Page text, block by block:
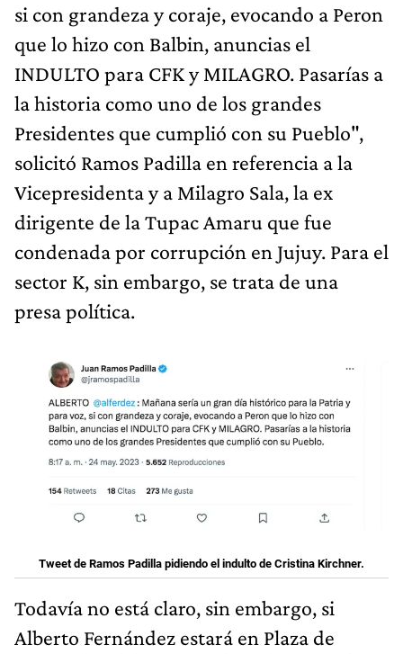
si con grandeza y coraje, evocando a Peron
que lo hizo con Balbin, anuncias el
INDULTO para CFK y MILAGRO. Pasarías a
la historia como uno de los grandes
Presidentes que cumplió con su Pueblo",
solicitó Ramos Padilla en referencia a la
Vicepresidenta y a Milagro Sala, la ex
dirigente de la Tupac Amaru que fue
condenada por corrupción en Jujuy. Para el
sector K, sin embargo, se trata de una
presa política.
Tweet de Ramos Padilla pidiendo el indulto de Cristina Kirchner.
Todavía no está claro, sin embargo, si
Alberto Fernández estará en Plaza de